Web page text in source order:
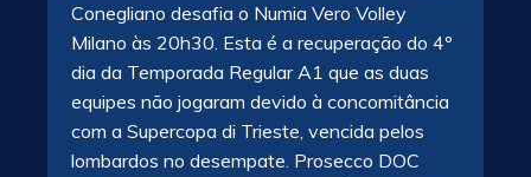
Conegliano desafia o Numia Vero Volley
Milano às 20h30. Esta é a recuperação do 4º
dia da Temporada Regular A1 que as duas
equipes não jogaram devido à concomitância
com a Supercopa di Trieste, vencida pelos
lombardos no desempate. Prosecco DOC